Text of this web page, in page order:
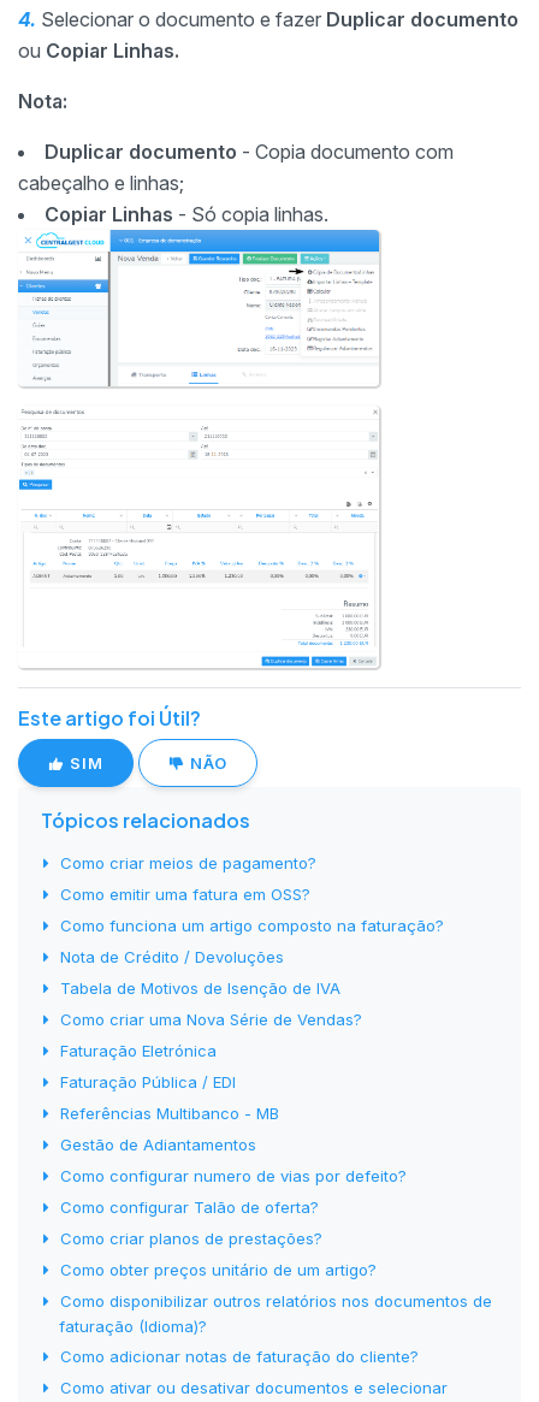
Tópicos relacionados
Como criar meios de pagamento?
Como emitir uma fatura em OSS?
Como funciona um artigo composto na faturação?
Nota de Crédito / Devoluções
Tabela de Motivos de Isenção de IVA
Como criar uma Nova Série de Vendas?
Faturação Eletrónica
Faturação Pública / EDI
Referências Multibanco - MB
Gestão de Adiantamentos
Como configurar numero de vias por defeito?
Como configurar Talão de oferta?
Como criar planos de prestações?
Como obter preços unitário de um artigo?
Como disponibilizar outros relatórios nos documentos de
faturação (Idioma)?
Como adicionar notas de faturação do cliente?
Como ativar ou desativar documentos e selecionar
4. Selecionar o documento e fazer Duplicar documento
ou Copiar Linhas.
Nota:
Duplicar documento - Copia documento com
cabeçalho e linhas;
Copiar Linhas - Só copia linhas.
Este artigo foi Útil?
SIM NÃO